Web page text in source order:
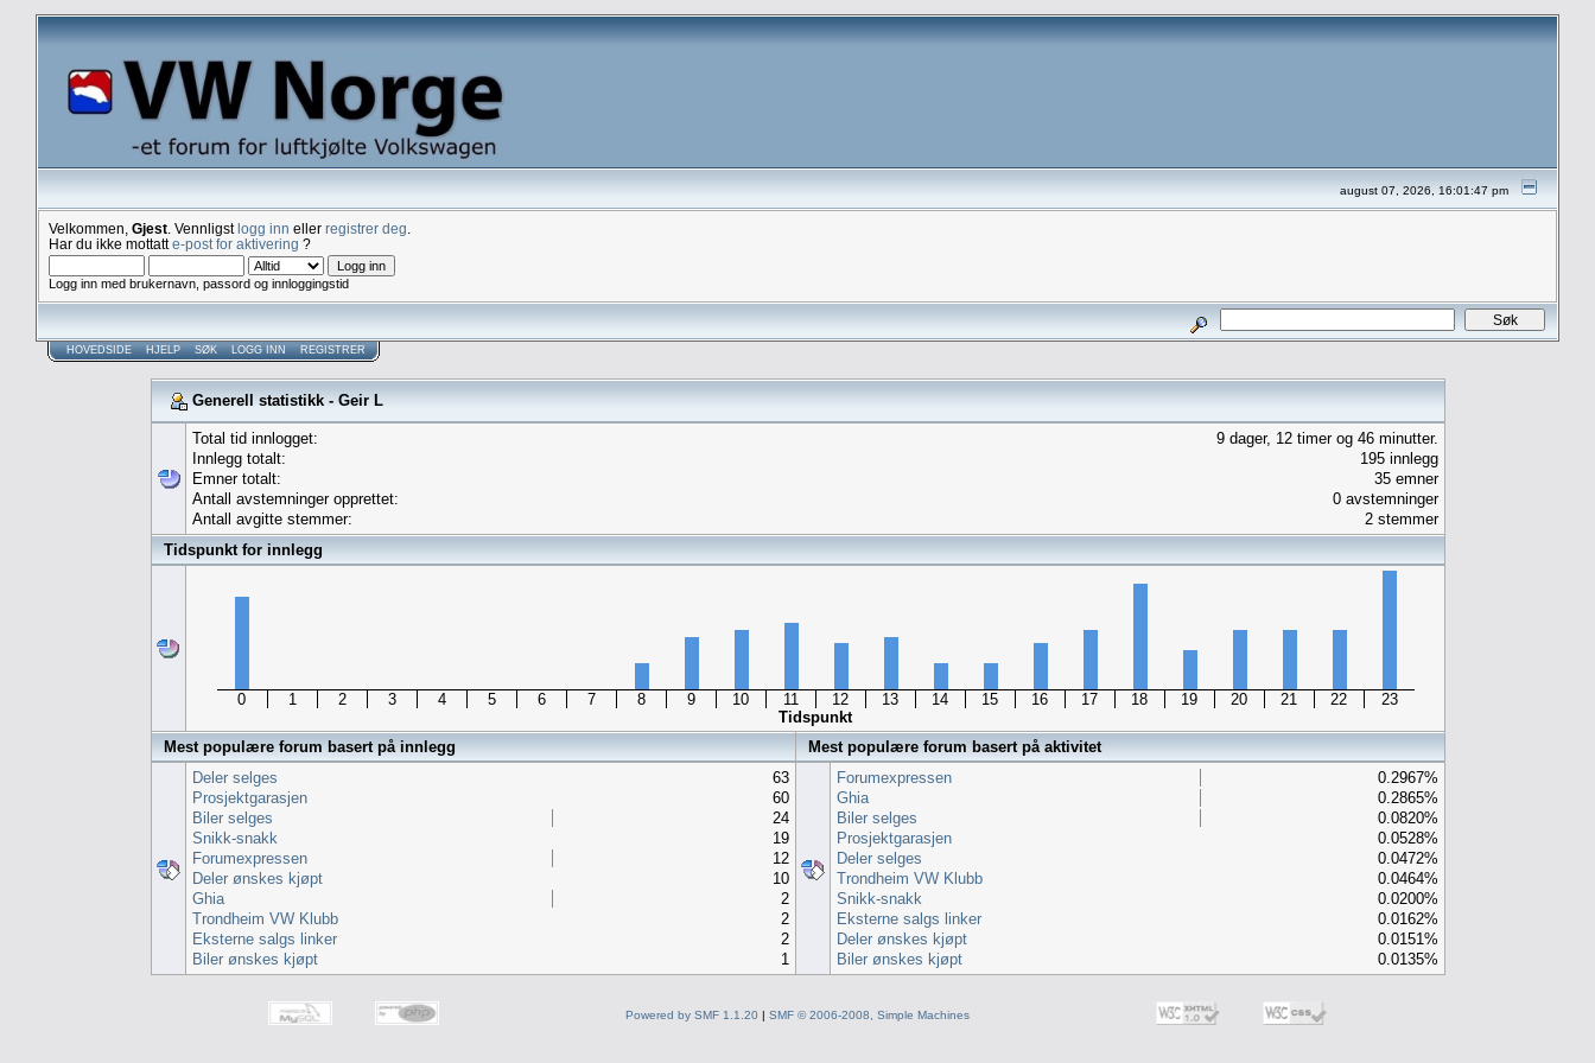
august 07, 2026, 16:01:47 pm
Velkommen, Gjest . Vennligstlogg inn eller registrer deg
Har du ikke mottatte-post for aktivering ?
Logg inn med brukernavn, passord og innloggingstid
HOVEDSIDE HJELP SØK LOGG INN REGISTRER
Generell statistikk - Geir L
Total tid innlogget:
9 dager, 12 timer og 46 minutter.
Innlegg totalt:
195 innlegg
Emner totalt:
35 emner
Antall avstemninger opprettet:
0 avstemninger
Antall avgitte stemmer:
2 stemmer
Tidspunkt for innlegg
0 1 2 3 4 5 6 7 8 9 10 11 12 13 14 15 16 17 18 19 20 21 22
23
Tidspunkt
Mest populære forum basert på innlegg
Mest populære forum basert på aktivitet
Deler selges
63
Prosjektgarasjen
60
Biler selges
24
Snikk-snakk
19
Forumexpressen
12
Deler ønskes kjøpt
10
Ghia
2
Trondheim VW Klubb
2
Eksterne salgs linker
2
Biler ønskes kjøpt
1
Forumexpressen
0.2967%
Ghia
0.2865%
Biler selges
0.0820%
Prosjektgarasjen
0.0528%
Deler selges
0.0472%
Trondheim VW Klubb
0.0464%
Snikk-snakk
0.0200%
Eksterne salgs linker
0.0162%
Deler ønskes kjøpt
0.0151%
Biler ønskes kjøpt
0.0135%
Powered by SMF 1.1.20 | SMF © 2006-2008, Simple Machines